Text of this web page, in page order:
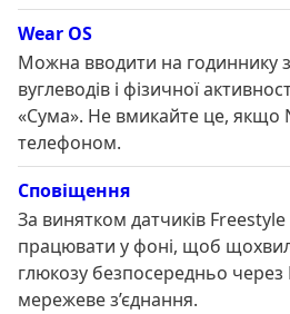
Wear OS
Можна вводити на годиннику
вуглеводів і фізичної
«Сума». Не вмикайте це, якщо
телефоном.
Сповіщення
За винятком датчиків
працювати у фоні, щоб
глюкозу безпосередньо
мережеве з’єднання.